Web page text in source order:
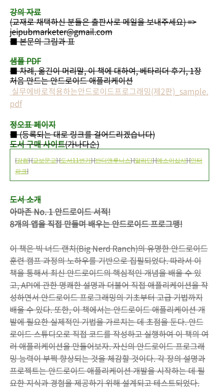
강의 자료
(교재로 채택하신 분들은 출판사로 메일을 보내주세요) =>
jeipubmarketer@gmail.com
■ 본문의 그림과 표
샘플 PDF
■ 차례, 옮긴이 머리말, 이 책에 대하여, 베타리더 후기, 1장
처음 만드는 안드로이드 애플리케이션
실무에바로적용하는안드로이드프로그래밍(제2판)_sample.
pdf
정오표 페이지
■ (등록되는 대로 링크를 걸어드리겠습니다)
도서 구매 사이트(가나다순)
[강컴] [교보문고] [도서11번가] [반디앤루니스] [알라딘] [예스이십사] [인터
파크]
도서 소개
아마존 No. 1 안드로이드 서적!
8개의 앱을 직접 만들며 배우는 안드로이드 프로그맹!
이 책은 빅 너드 랜치(Big Nerd Ranch)의 유명한 안드로이드
훈련 캠프 과정의 노하우를 기반으로 집필되었다. 따라서 이
책을 통해서 최신 안드로이드의 핵심적인 개념을 배울 수 있
고, API에 관한 명쾌한 설명과 더불어 직접 애플리케이션을 작
성하면서 안드로이드 프로그래밍의 기초부터 고급 기법까지
배울 수 있다. 또한, 이 책에서는 안드로이드 애플리케이션 개
발에 필요한 실제적인 기법을 가르치는 데 초점을 둔다. 안드
로이드 스튜디오로 직접 코드를 작성하고 실행하여 이 책의 여
러 애플리케이션을 만들어보자. 자신의 안드로이드 프로그래
밍 능력이 부쩍 향상되는 것을 체감할 것이다. 각 장의 설명과
프로젝트는 안드로이드 애플리케이션 개발을 시작하는 데 필
요한 지식과 경험을 제공하기 위해 설계되고 테스트되었다.